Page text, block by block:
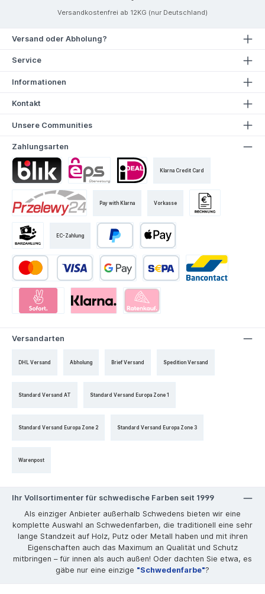
Versandkostenfrei ab 12KG (nur Deutschland)
Versand oder Abholung?
Service
Informationen
Kontakt
Unsere Communities
Zahlungsarten
Klarna Credit Card
Pay with Klarna Vorkasse
EC-Zahlung
Versandarten
DHL Versand Abholung Brief Versand Spedition Versand
Standard Versand AT Standard Versand Europa Zone 1
Standard Versand Europa Zone 2 Standard Versand Europa Zone 3
Warenpost
Ihr Vollsortimenter für schwedische Farben seit 1999
Als einziger Anbieter außerhalb Schwedens bieten wir eine
komplette Auswahl an Schwedenfarben, die traditionell eine sehr
lange Standzeit auf Holz, Putz oder Metall haben und mit ihren
Eigenschaften auch das Maximum an Qualität und Schutz
mitbringen – für innen als auch außen! Oder dachten Sie etwa, es
gäbe nur eine einzige "Schwedenfarbe"?